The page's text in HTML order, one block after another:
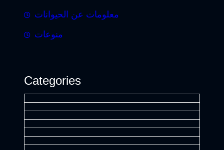
معلومات عن الحيوانات
منوعات
Categories